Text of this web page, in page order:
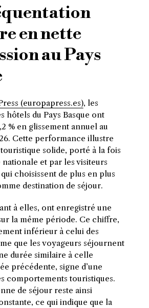
en nette
au Pays
(europapress.es), les
hôtels du Pays Basque ont
% en glissement annuel au
Cette performance illustre
solide, porté à la fois
et par les visiteurs
choisissent de plus en plus
destination de séjour.
à elles, ont enregistré une
la même période. Ce chiffre,
inférieur à celui des
que les voyageurs séjournent
durée similaire à celle
précédente, signe d’une
comportements touristiques.
de séjour reste ainsi
ce qui indique que la